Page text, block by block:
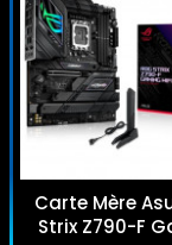
Carte Mère
Strix Z790-F